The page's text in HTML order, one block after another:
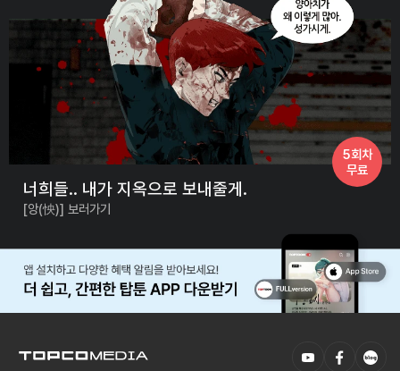
5회차
무료
너희들.. 내가 지옥으로 보내줄게.
[앙(怏)] 보러가기